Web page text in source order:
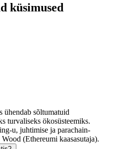
küsimused
ühendab sõltumatuid
turvaliseks ökosüsteemiks.
u, juhtimise ja parachain-
(Ethereumi kaasasutaja).